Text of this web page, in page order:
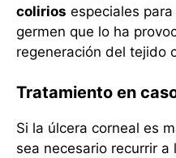
colirios especiales
germen que lo ha
regeneración del tejido
Tratamiento en
Si la úlcera corneal es
sea necesario recurrir a